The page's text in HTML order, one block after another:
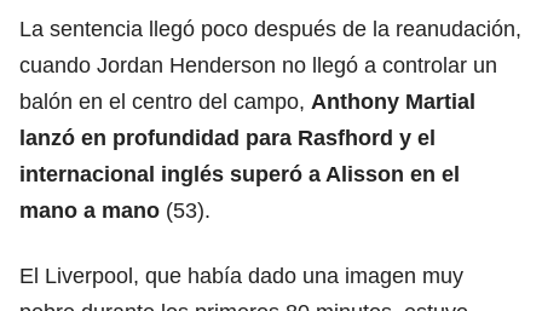
La sentencia llegó poco después de la reanudación,
cuando Jordan Henderson no llegó a controlar un
balón en el centro del campo, Anthony Martial
lanzó en profundidad para Rasfhord y el
internacional inglés superó a Alisson en el
mano a mano (53).
El Liverpool, que había dado una imagen muy